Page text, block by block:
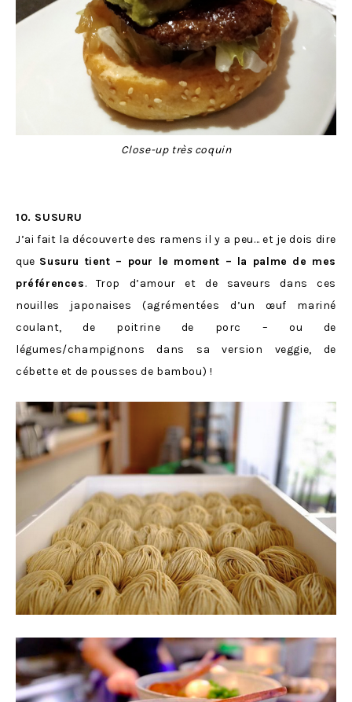
Close-up très coquin
10. SUSURU
J’ai fait la découverte des ramens il y a peu… et je dois dire
que Susuru tient – pour le moment – la palme de mes
préférences. Trop d’amour et de saveurs dans ces
nouilles japonaises (agrémentées d’un œuf mariné
coulant, de poitrine de porc – ou de
légumes/champignons dans sa version veggie, de
cébette et de pousses de bambou) !